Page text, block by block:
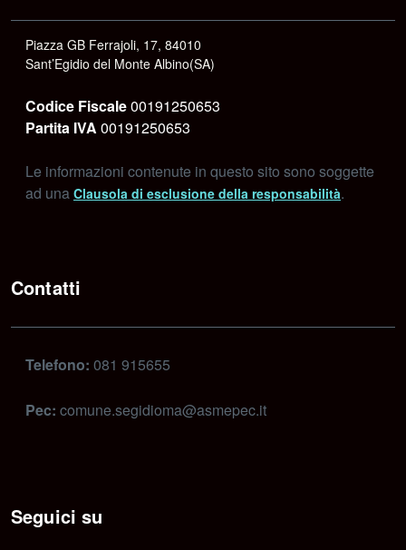
Piazza GB Ferrajoli, 17, 84010
Sant’Egidio del Monte Albino(SA)
Codice Fiscale00191250653
Partita IVA 00191250653
Le informazioni contenute in questo sito sono soggette
ad una Clausola di esclusione della responsabilità.
Contatti
Telefono: 081 915655
Pec: comune.segidioma@asmepec.it
Seguici su